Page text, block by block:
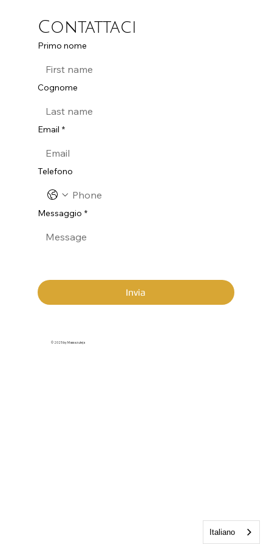
Contattaci
Primo nome
Cognome
Email *
Telefono
Messaggio *
Invia
© 2025 by Massazuleja
Italiano